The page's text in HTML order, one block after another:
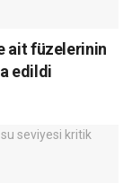
ait füzelerinin
edildi